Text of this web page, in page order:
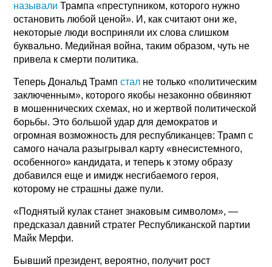
называли Трампа «преступником, которого нужно
остановить любой ценой». И, как считают они же,
некоторые люди восприняли их слова слишком
буквально. Медийная война, таким образом, чуть не
привела к смерти политика.
Теперь Дональд Трампстал не только «политическим
заключенным», которого якобы незаконно обвиняют
в мошеннических схемах, но и жертвой политической
борьбы. Это большой удар для демократов и
огромная возможность для республиканцев: Трамп с
самого начала разыгрывал карту «внесистемного,
особенного» кандидата, и теперь к этому образу
добавился еще и имидж несгибаемого героя,
которому не страшны даже пули.
«Поднятый кулак станет знаковым символом», —
предсказал давний стратег Республиканской партии
Майк Мерфи.
Бывший президент, вероятно, получит рост